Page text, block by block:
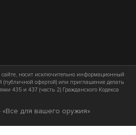
носит исключительно информационный
(публичной офертой) или приглашение делать
435 и 437 (часть 2) Гражданского Кодекса
для вашего оружия»